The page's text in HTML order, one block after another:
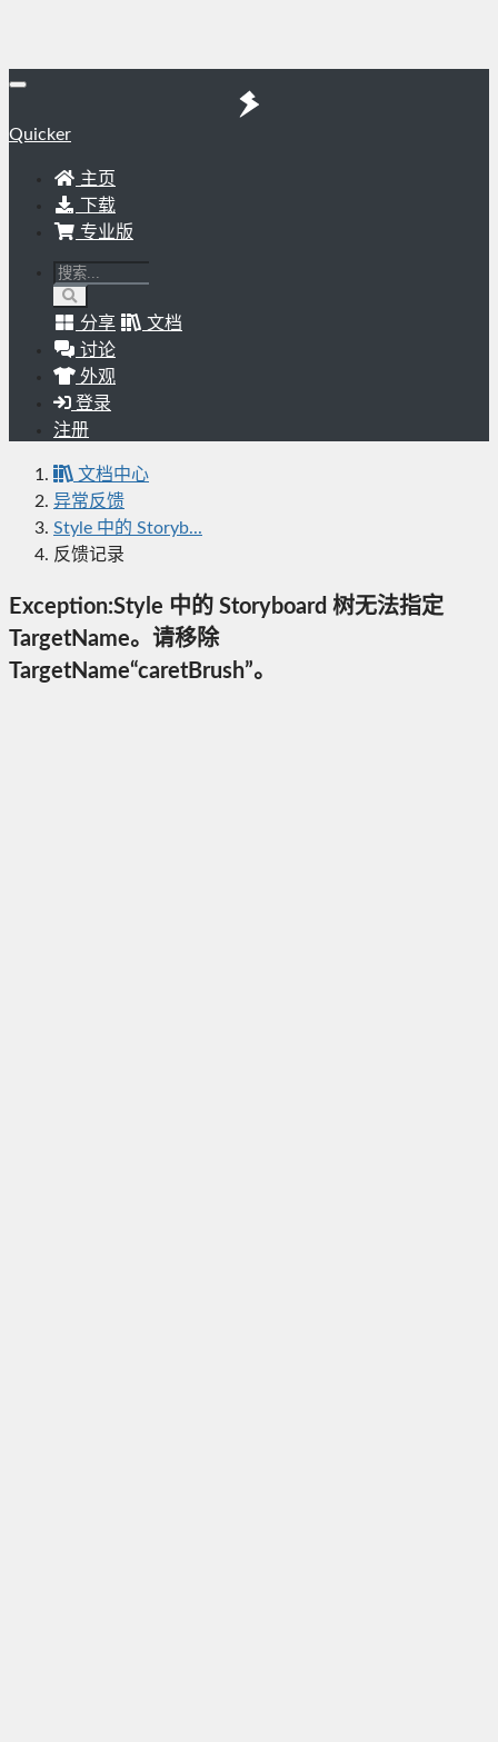
Quicker
主页
下载
专业版
分享
文档
讨论
外观
登录
注册
文档中心
异常反馈
Style 中的 Storyb...
反馈记录
Exception:Style 中的 Storyboard 树无法指定
TargetName。请移除
TargetName“caretBrush”。